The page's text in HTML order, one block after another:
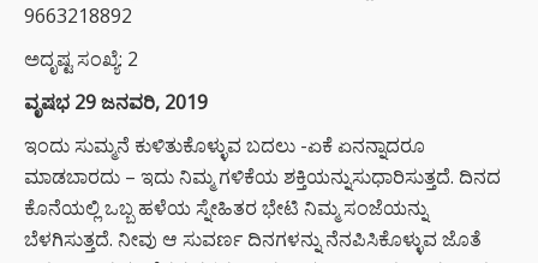
9663218892
ಅದೃಷ್ಟ ಸಂಖ್ಯೆ: 2
ವೃಷಭ 29 ಜನವರಿ, 2019
ಇಂದು ಸುಮ್ಮನೆ ಕುಳಿತುಕೊಳ್ಳುವ ಬದಲು -ಏಕೆ ಏನನ್ನಾದರೂ
ಮಾಡಬಾರದು – ಇದು ನಿಮ್ಮ ಗಳಿಕೆಯ ಶಕ್ತಿಯನ್ನುಸುಧಾರಿಸುತ್ತದೆ. ದಿನದ
ಕೊನೆಯಲ್ಲಿ ಒಬ್ಬ ಹಳೆಯ ಸ್ನೇಹಿತರ ಭೇಟಿ ನಿಮ್ಮ ಸಂಜೆಯನ್ನು
ಬೆಳಗಿಸುತ್ತದೆ. ನೀವು ಆ ಸುವರ್ಣ ದಿನಗಳನ್ನು ನೆನಪಿಸಿಕೊಳ್ಳುವ ಜೊತೆ